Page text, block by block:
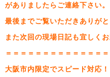
がありましたらご連絡下さい。
最後までご覧いただきありがと
また次回の現場日記も宜しく
＝＝＝＝＝＝＝＝＝＝＝＝＝
大阪市内限定でスピード対応！